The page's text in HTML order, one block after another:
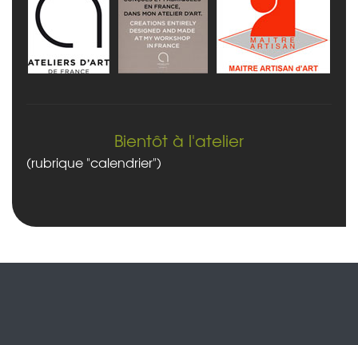
Bientôt à l'atelier
(rubrique "calendrier")